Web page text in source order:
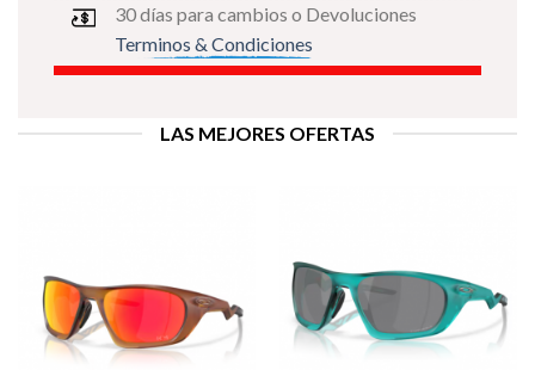
30 días para cambios o Devoluciones
Terminos & Condiciones
LAS MEJORES OFERTAS